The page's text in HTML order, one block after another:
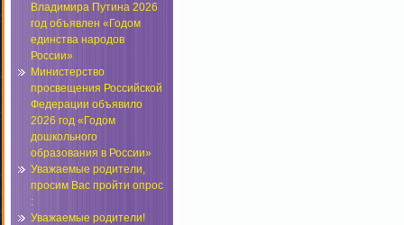
Владимира Путина 2026
год объявлен «Годом
единства народов
России»
Министерство
просвещения Российской
Федерации объявило
2026 год «Годом
дошкольного
образования в России»
Уважаемые родители,
просим Вас пройти опрос
:
Уважаемые родители!